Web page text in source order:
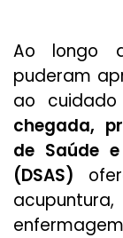
Ao longo
puderam
ao
chegada,
de Saúde
(DSAS)